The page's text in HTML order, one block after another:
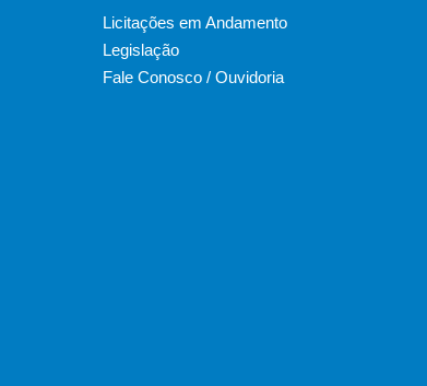
Licitações em Andamento
Legislação
Fale Conosco / Ouvidoria